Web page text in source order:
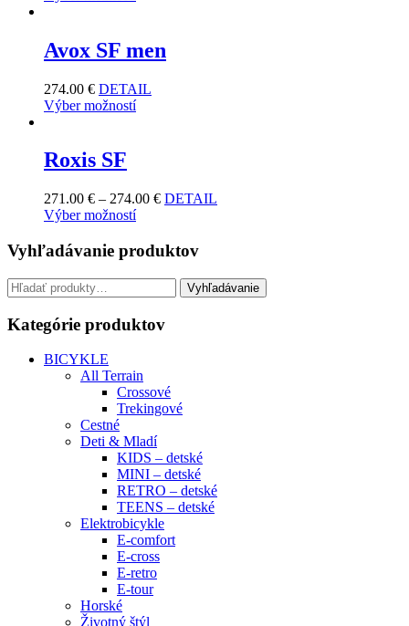
Avox SF men
274.00 € DETAIL
Výber možností
Roxis SF
271.00 € – 274.00 € DETAIL
Výber možností
Vyhľadávanie produktov
Hľadať: Vyhľadávanie
Kategórie produktov
BICYKLE
All Terrain
Crossové
Trekingové
Cestné
Deti & Mladí
KIDS – detské
MINI – detské
RETRO – detské
TEENS – detské
Elektrobicykle
E-comfort
E-cross
E-retro
E-tour
Horské
Životný štýl